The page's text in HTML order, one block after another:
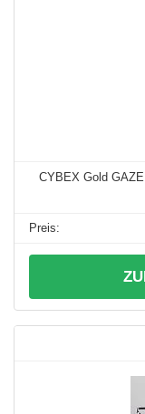
CYBEX Gold